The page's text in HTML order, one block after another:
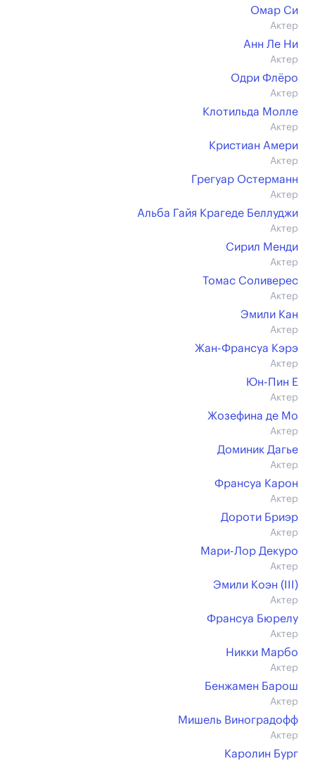
Омар Си
Актер
Анн Ле Ни
Актер
Одри Флёро
Актер
Клотильда Молле
Актер
Кристиан Амери
Актер
Грегуар Остерманн
Актер
Альба Гайя Крагеде Беллуджи
Актер
Сирил Менди
Актер
Томас Соливерес
Актер
Эмили Кан
Актер
Жан-Франсуа Кэрэ
Актер
Юн-Пин Е
Актер
Жозефина де Мо
Актер
Доминик Дагье
Актер
Франсуа Карон
Актер
Дороти Бриэр
Актер
Мари-Лор Декуро
Актер
Эмили Коэн (III)
Актер
Франсуа Бюрелу
Актер
Никки Марбо
Актер
Бенжамен Барош
Актер
Мишель Виноградофф
Актер
Каролин Бург